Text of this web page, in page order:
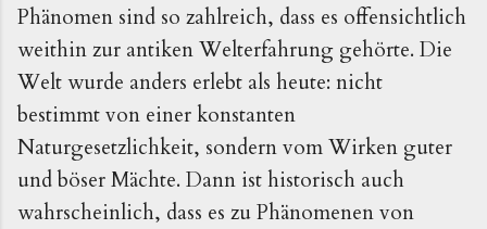
Phänomen sind so zahlreich, dass es offensichtlich
weithin zur antiken Welterfahrung gehörte. Die
Welt wurde anders erlebt als heute: nicht
bestimmt von einer konstanten
Naturgesetzlichkeit, sondern vom Wirken guter
und böser Mächte. Dann ist historisch auch
wahrscheinlich, dass es zu Phänomenen von